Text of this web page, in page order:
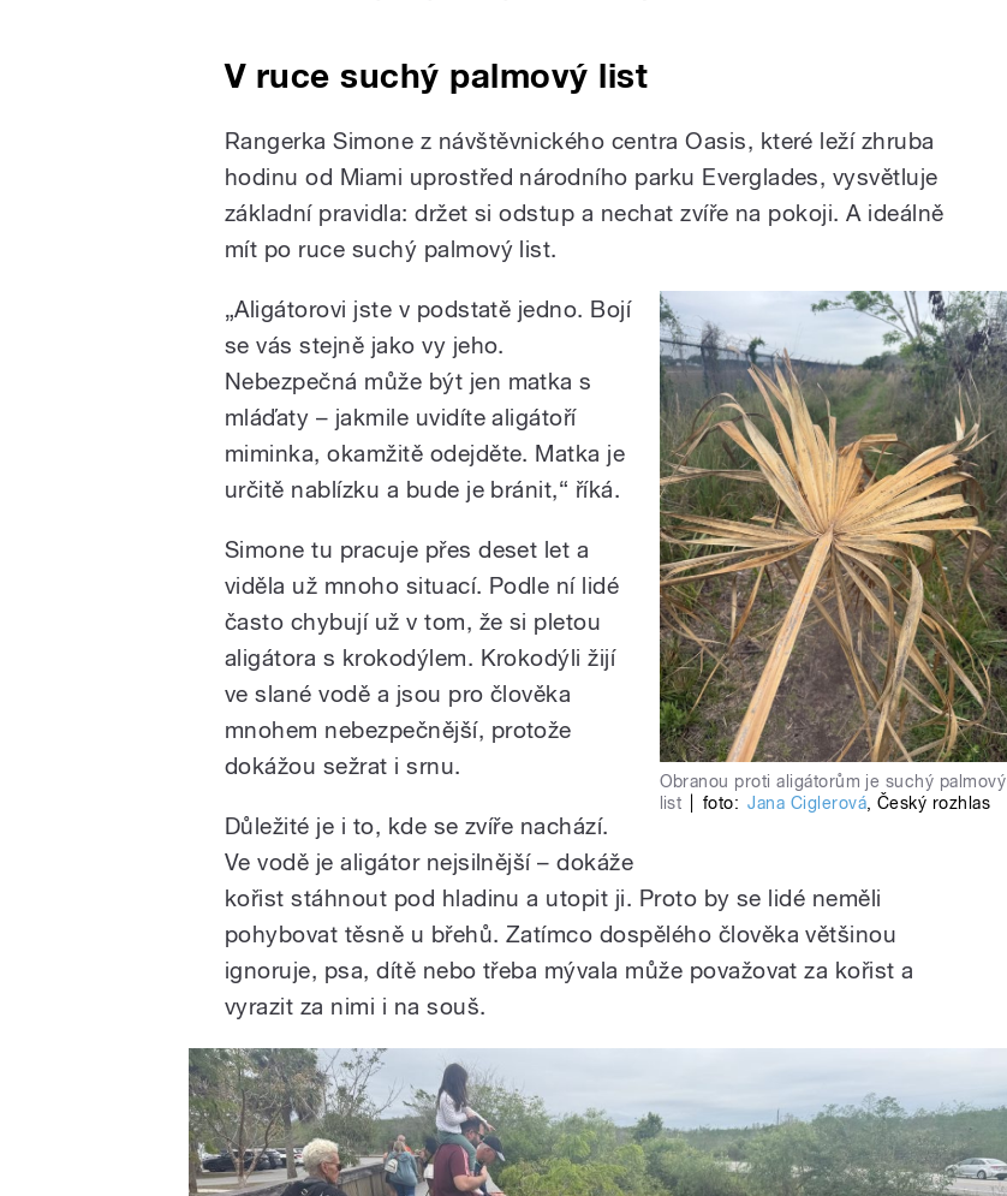
V ruce suchý palmový list
Rangerka Simone z návštěvnického centra Oasis, které leží zhruba
hodinu od Miami uprostřed národního parku Everglades, vysvětluje
základní pravidla: držet si odstup a nechat zvíře na pokoji. A ideálně
mít po ruce suchý palmový list.
Obranou proti aligátorům je suchý palmový
list
foto: Jana Ciglerová,Český rozhlas
„Aligátorovi jste v podstatě jedno. Bojí
se vás stejně jako vy jeho.
Nebezpečná může být jen matka s
mláďaty – jakmile uvidíte aligátoří
miminka, okamžitě odejděte. Matka je
určitě nablízku a bude je bránit,“ říká.
Simone tu pracuje přes deset let a
viděla už mnoho situací. Podle ní lidé
často chybují už v tom, že si pletou
aligátora s krokodýlem. Krokodýli žijí
ve slané vodě a jsou pro člověka
mnohem nebezpečnější, protože
dokážou sežrat i srnu.
Důležité je i to, kde se zvíře nachází.
Ve vodě je aligátor nejsilnější – dokáže
kořist stáhnout pod hladinu a utopit ji. Proto by se lidé neměli
pohybovat těsně u břehů. Zatímco dospělého člověka většinou
ignoruje, psa, dítě nebo třeba mývala může považovat za kořist a
vyrazit za nimi i na souš.